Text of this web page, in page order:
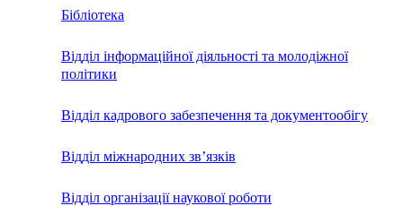
Бібліотека
Відділ інформаційної діяльності та молодіжної
політики
Відділ кадрового забезпечення та документообігу
Відділ міжнародних зв’язків
Відділ організації наукової роботи